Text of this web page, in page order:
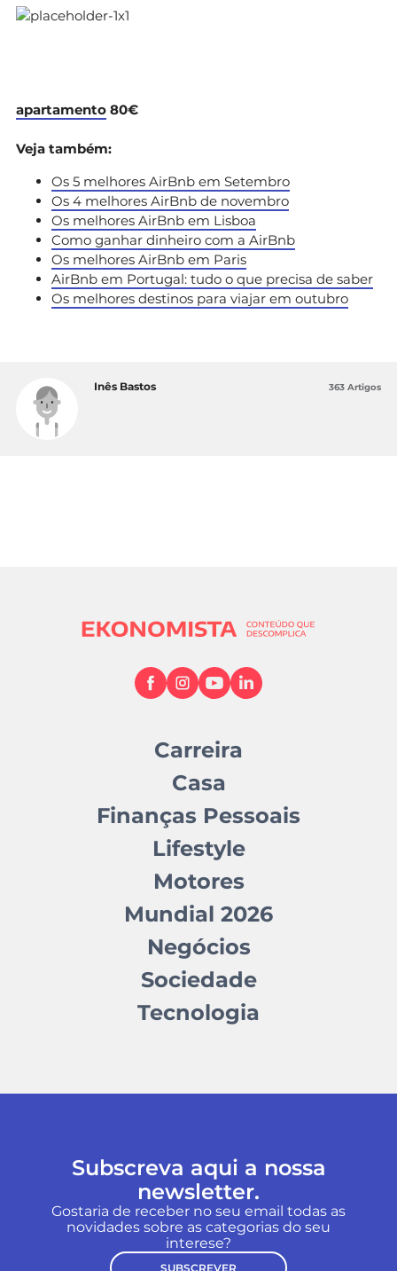
apartamento 80€
Veja também:
Os 5 melhores AirBnb em Setembro
Os 4 melhores AirBnb de novembro
Os melhores AirBnb em Lisboa
Como ganhar dinheiro com a AirBnb
Os melhores AirBnb em Paris
AirBnb em Portugal: tudo o que precisa de saber
Os melhores destinos para viajar em outubro
Inês Bastos 363 Artigos
Carreira
Casa
Finanças Pessoais
Lifestyle
Motores
Mundial 2026
Negócios
Sociedade
Tecnologia
Subscreva aqui a nossa
newsletter.
Gostaria de receber no seu email todas as
novidades sobre as categorias do seu
interese?
SUBSCREVER